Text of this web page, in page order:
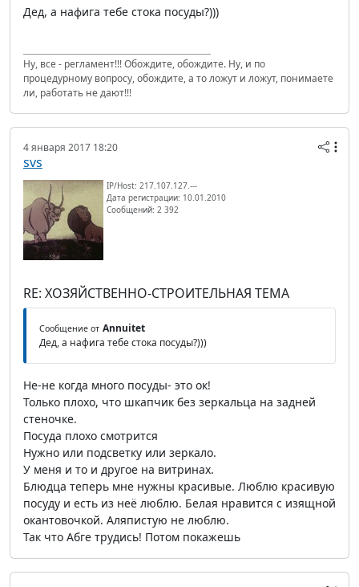
Дед, а нафига тебе стока посуды?)))
Ну, все - регламент!!! Обождите, обождите. Ну, и по
процедурному вопросу, обождите, а то ложут и ложут, понимаете
ли, работать не дают!!!
4 января 2017 18:20
svs
IP/Host: 217.107.127.---
Дата регистрации: 10.01.2010
Сообщений: 2 392
RE: ХОЗЯЙСТВЕННО-СТРОИТЕЛЬНАЯ ТЕМА
Сообщение от Annuitet
Дед, а нафига тебе стока посуды?)))
Не-не когда много посуды- это ок!
Только плохо, что шкапчик без зеркальца на задней
стеночке.
Посуда плохо смотрится
Нужно или подсветку или зеркало.
У меня и то и другое на витринах.
Блюдца теперь мне нужны красивые. Люблю красивую
посуду и есть из неё люблю. Белая нравится с изящной
окантовочкой. Аляпистую не люблю.
Так что Абге трудись! Потом покажешь